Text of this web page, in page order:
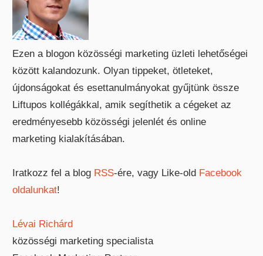
Ezen a blogon közösségi marketing üzleti lehetőségei
között kalandozunk. Olyan tippeket, ötleteket,
újdonságokat és esettanulmányokat gyűjtünk össze
Liftupos kollégákkal, amik segíthetik a cégeket az
eredményesebb közösségi jelenlét és online
marketing kialakításában.
Iratkozz fel a blog RSS-ére, vagy Like-old Facebook
oldalunkat!
Lévai Richárd
közösségi marketing specialista